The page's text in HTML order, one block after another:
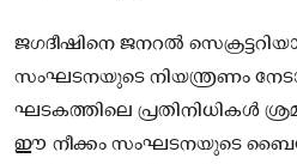
ജഗദീഷിനെ ജനറൽ
സംഘടനയുടെ നിയന്ത്രണം
ഘടകത്തിലെ പ്രതിനിധികൾ
ഈ നീക്കം സംഘടനയുടെ